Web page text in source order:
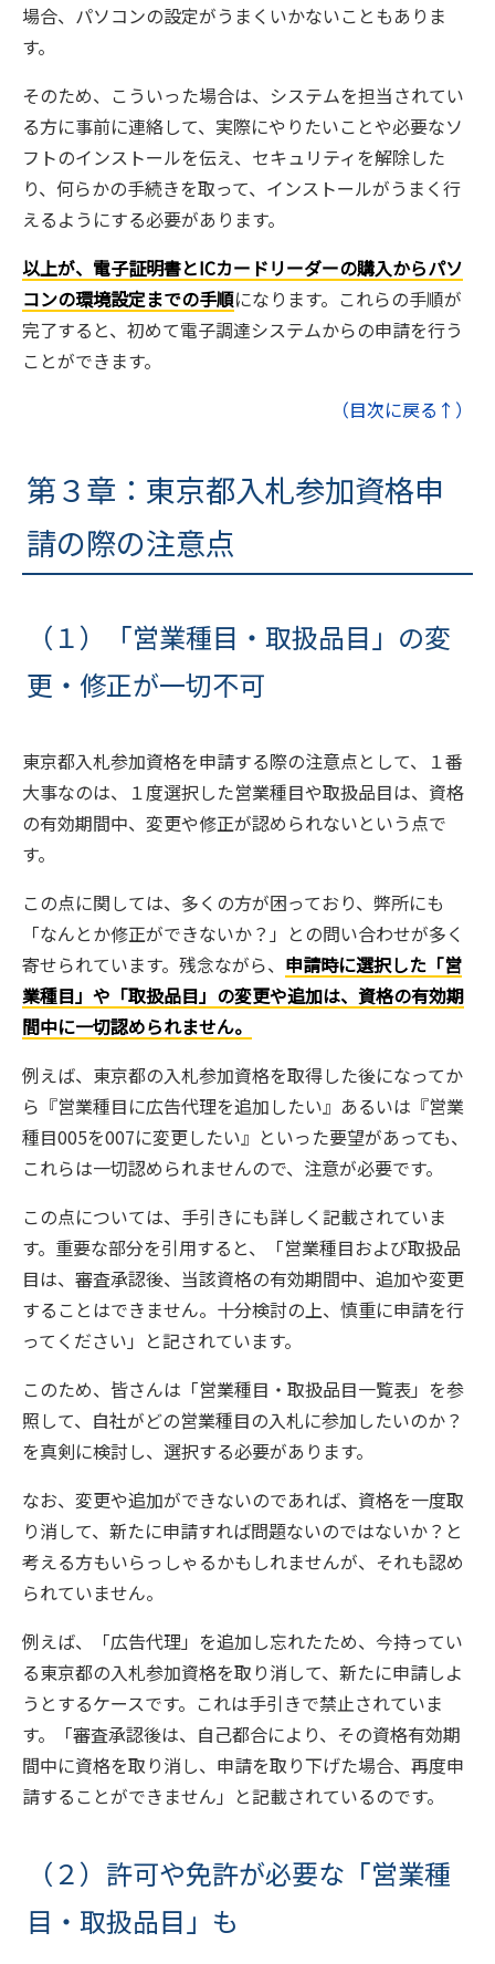
場合、パソコンの設定がうまくいかないこともありま
す。
そのため、こういった場合は、システムを担当されてい
る方に事前に連絡して、実際にやりたいことや必要なソ
フトのインストールを伝え、セキュリティを解除した
り、何らかの手続きを取って、インストールがうまく行
えるようにする必要があります。
以上が、電子証明書とICカードリーダーの購入からパソ
コンの環境設定までの手順になります。これらの手順が
完了すると、初めて電子調達システムからの申請を行う
ことができます。
（目次に戻る↑）
第３章：東京都入札参加資格申
請の際の注意点
（１）「営業種目・取扱品目」の変
更・修正が一切不可
東京都入札参加資格を申請する際の注意点として、１番
大事なのは、１度選択した営業種目や取扱品目は、資格
の有効期間中、変更や修正が認められないという点で
す。
この点に関しては、多くの方が困っており、弊所にも
「なんとか修正ができないか？」との問い合わせが多く
寄せられています。残念ながら、 申請時に選択した「営
業種目」や「取扱品目」の変更や追加は、資格の有効期
間中に一切認められません。
例えば、東京都の入札参加資格を取得した後になってか
ら『営業種目に広告代理を追加したい』あるいは『営業
種目005を007に変更したい』といった要望があっても、
これらは一切認められませんので、注意が必要です。
この点については、手引きにも詳しく記載されていま
す。重要な部分を引用すると、「営業種目および取扱品
目は、審査承認後、当該資格の有効期間中、追加や変更
することはできません。十分検討の上、慎重に申請を行
ってください」と記されています。
このため、皆さんは「営業種目・取扱品目一覧表」を参
照して、自社がどの営業種目の入札に参加したいのか？
を真剣に検討し、選択する必要があります。
なお、変更や追加ができないのであれば、資格を一度取
り消して、新たに申請すれば問題ないのではないか？と
考える方もいらっしゃるかもしれませんが、それも認め
られていません。
例えば、「広告代理」を追加し忘れたため、今持ってい
る東京都の入札参加資格を取り消して、新たに申請しよ
うとするケースです。これは手引きで禁止されていま
す。「審査承認後は、自己都合により、その資格有効期
間中に資格を取り消し、申請を取り下げた場合、再度申
請することができません」と記載されているのです。
（２）許可や免許が必要な「営業種
目・取扱品目」も